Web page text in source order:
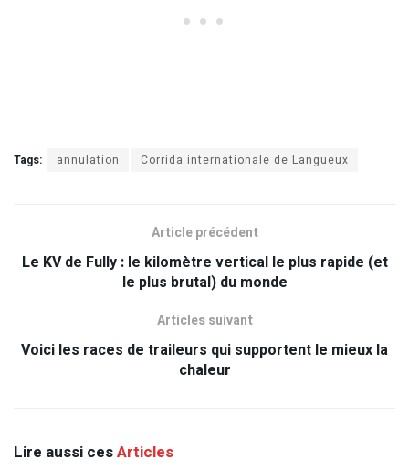
Tags: annulation Corrida internationale de Langueux
Article précédent
Le KV de Fully : le kilomètre vertical le plus rapide (et
le plus brutal) du monde
Articles suivant
Voici les races de traileurs qui supportent le mieux la
chaleur
Lire aussi cesArticles